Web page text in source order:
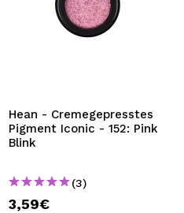
Hean - Cremegepresstes
Pigment Iconic - 152: Pink
Blink
(3)
3,59€